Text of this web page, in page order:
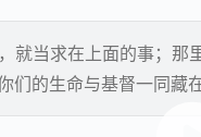
就当求在上面的事；
的生命与基督一同藏在